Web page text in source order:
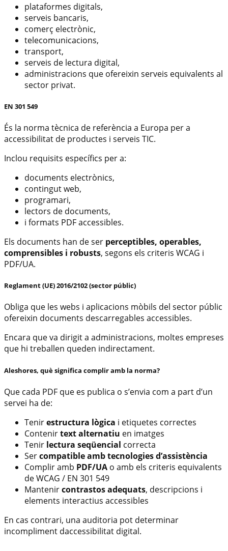
plataformes digitals,
serveis bancaris,
comerç electrònic,
telecomunicacions,
transport,
serveis de lectura digital,
administracions que ofereixin serveis equivalents al
sector privat.
EN 301 549
És la norma tècnica de referència a Europa per a
accessibilitat de productes i serveis TIC.
Inclou requisits específics per a:
documents electrònics,
contingut web,
programari,
lectors de documents,
i formats PDF accessibles.
Els documents han de ser perceptibles, operables,
comprensibles i robusts, segons els criteris WCAG i
PDF/UA.
Reglament (UE) 2016/2102 (sector públic)
Obliga que les webs i aplicacions mòbils del sector públic
ofereixin documents descarregables accessibles.
Encara que va dirigit a administracions, moltes empreses
que hi treballen queden indirectament.
Aleshores, què significa complir amb la norma?
Que cada PDF que es publica o s’envia com a part d’un
servei ha de:
Tenirestructura lògica i etiquetes correctes
Contenirtext alternatiu en imatges
Tenir lectura seqüencial correcta
Sercompatible amb tecnologies d’assistència
Complir amb PDF/UA o amb els criteris equivalents
de WCAG / EN 301 549
Mantenircontrastos adequats, descripcions i
elements interactius accessibles
En cas contrari, una auditoria pot determinar
incompliment daccessibilitat digital.